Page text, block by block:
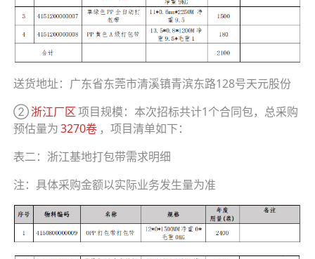
送货地址：广东省东莞市清溪镇青滨东路128号天元股份
②浙江厂区项目规模：本次招标共计1个合同包，总采购
预估量为3270卷 ，项目清单如下：
表二：浙江基地打包带需求明细
注：具体采购金额以实际业务发生量为准